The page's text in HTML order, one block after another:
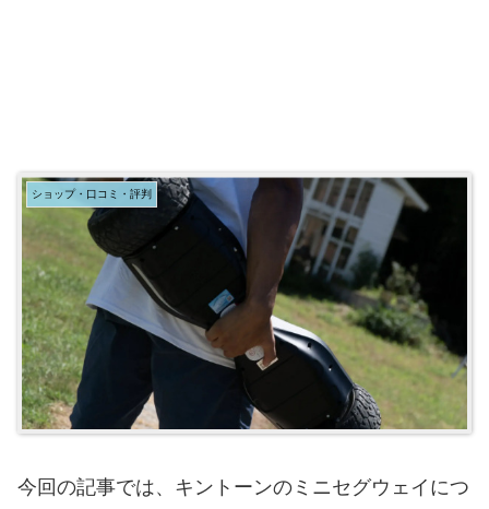
ショップ・口コミ・評判
今回の記事では、キントーンのミニセグウェイにつ